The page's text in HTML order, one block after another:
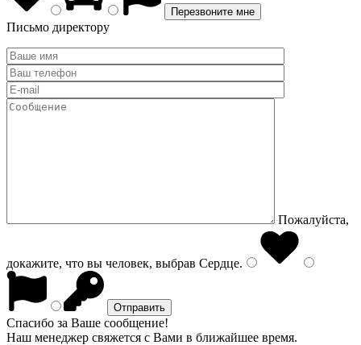
Письмо директору
Пожалуйста,
докажите, что вы человек, выбрав Сердце.
Спасибо за Ваше сообщение!
Наш менеджер свяжется с Вами в ближайшее время.